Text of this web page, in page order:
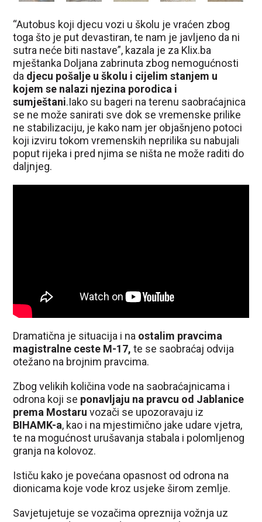
“Autobus koji djecu vozi u školu je vraćen zbog
toga što je put devastiran, te nam je javljeno da ni
sutra neće biti nastave”, kazala je za Klix.ba
mještanka Doljana zabrinuta zbog nemogućnosti
da djecu pošalje u školu i cijelim stanjem u
kojem se nalazi njezina porodica i
sumještani.Iako su bageri na terenu saobraćajnica
se ne može sanirati sve dok se vremenske prilike
ne stabilizaciju, je kako nam jer objašnjeno potoci
koji izviru tokom vremenskih neprilika su nabujali
poput rijeka i pred njima se ništa ne može raditi do
daljnjeg.
Dramatična je situacija i na ostalim pravcima
magistralne ceste M-17, te se saobraćaj odvija
otežano na brojnim pravcima.
Zbog velikih količina vode na saobraćajnicama i
odrona koji se ponavljaju na pravcu od Jablanice
prema Mostaru vozači se upozoravaju iz
BIHAMK-a, kao i na mjestimično jake udare vjetra,
te na mogućnost urušavanja stabala i polomljenog
granja na kolovoz.
Ističu kako je povećana opasnost od odrona na
dionicama koje vode kroz usjeke širom zemlje.
Savjetujetuje se vozačima opreznija vožnja uz